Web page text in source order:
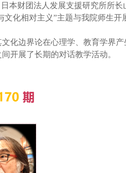
本财团法人发展支援研究所所长
文化相对主义”主题与我院师生开
化边界论在心理学、教育学界
开展了长期的对话教学活动。